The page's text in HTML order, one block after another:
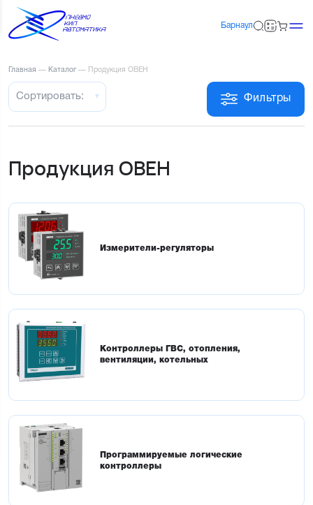
Барнаул
Главная — Каталог — Продукция ОВЕН
Фильтры
Сортировать:
Продукция ОВЕН
Измерители-регуляторы
Контроллеры ГВС, отопления,
вентиляции, котельных
Программируемые логические
контроллеры